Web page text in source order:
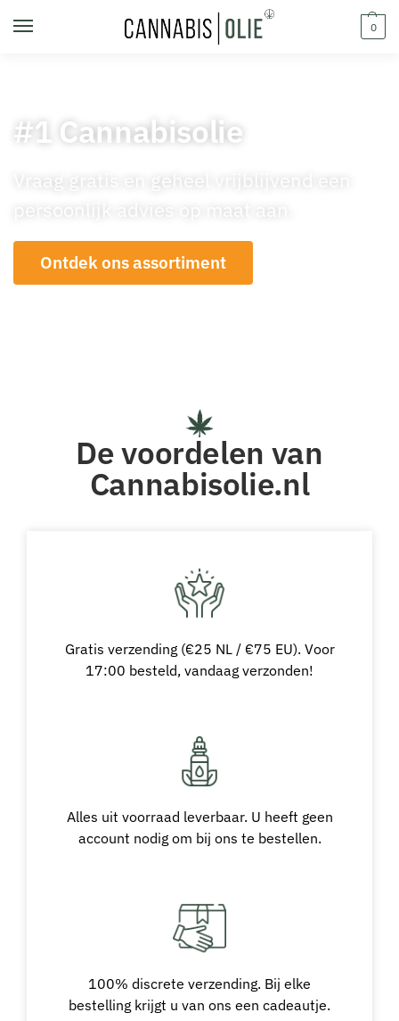
0
#1 Cannabisolie
Vraag gratis en geheel vrijblijvend een
Ontdek ons assortiment
De voordelen van
Cannabisolie.nl
Gratis verzending (€25 NL / €75 EU). Voor
17:00 besteld, vandaag verzonden!
Alles uit voorraad leverbaar. U heeft geen
account nodig om bij ons te bestellen.
100% discrete verzending. Bij elke
bestelling krijgt u van ons een cadeautje.